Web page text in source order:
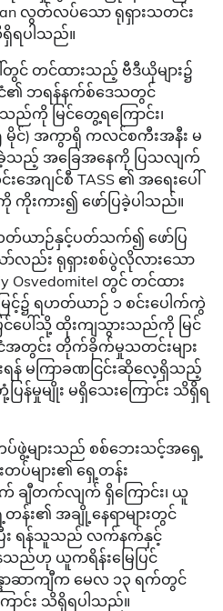
လွတ်လပ်သော ရုရှားသတင်း
ရှိရပါသည်။
င် တင်ထားသည့် ဗီဒီယိုများ၌
ငံ၏ ဘရန်နက်စ်ဒေသတွင်
ည်ကို မြင်တွေ့ရကြောင်း၊
င်) အကွာရှိ ကလင်စကီးအနီး မ
ခဲ့သည့် အခြေအနေကို ပြသလျက်
အေဂျင်စီ TASS ၏ အရေးပေါ်
းကား၍ ဖော်ပြခဲ့ပါသည်။
ယာဉ်နှင့်ပတ်သက်၍ ဖော်ပြ
ော်လည်း ရုရှားစစ်ပွဲလိုလားသော
Osvedomitel တွင် တင်ထား
င့်၌ ရဟတ်ယာဉ် ၁ စင်းပေါက်ကွဲ
ပြင်ပေါ်သို့ ထိုးကျသွားသည်ကို မြင်
ငံအတွင်း တိုက်ခိုက်မှုသတင်းများ
န် မကြာခဏငြင်းဆိုလေ့ရှိသည့်
န်မှုမျိုး မရှိသေးကြောင်း သိရှိရ
များသည် စစ်ဘေးသင့်အရှေ့
ပ်များ၏ ရှေ့တန်း
ချီတက်လျက် ရှိကြောင်း၊ ယူ
န်း၏ အချို့နေရာများတွင်
း ရန်သူသည် လက်နက်နှင့်
ည်ဟု ယူကရိန်းမြေပြင်
ဆာကျီက မေလ ၁၃ ရက်တွင်
ောင်း သိရှိရပါသည်။